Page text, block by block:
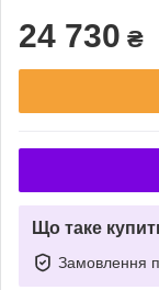
24 730 ₴
Що таке
Замовлення